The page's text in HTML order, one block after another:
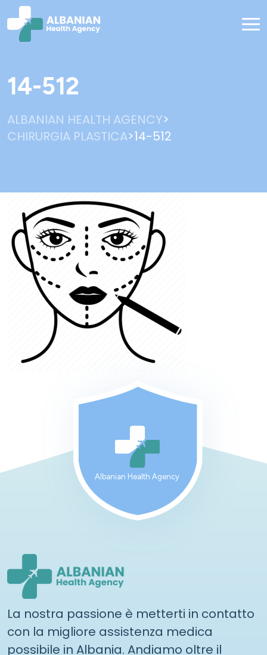
14-512
ALBANIAN HEALTH AGENCY>
CHIRURGIA PLASTICA>14-512
Albanian Health Agency
La nostra passione è metterti in contatto
con la migliore assistenza medica
possibile in Albania. Andiamo oltre il